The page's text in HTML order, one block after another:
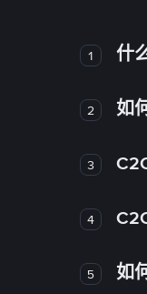
1 什
2 如
3
4
5 如